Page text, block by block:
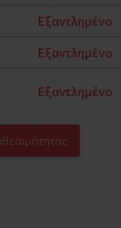
Εξαντλημένο
Εξαντλημένο
Εξαντλημένο